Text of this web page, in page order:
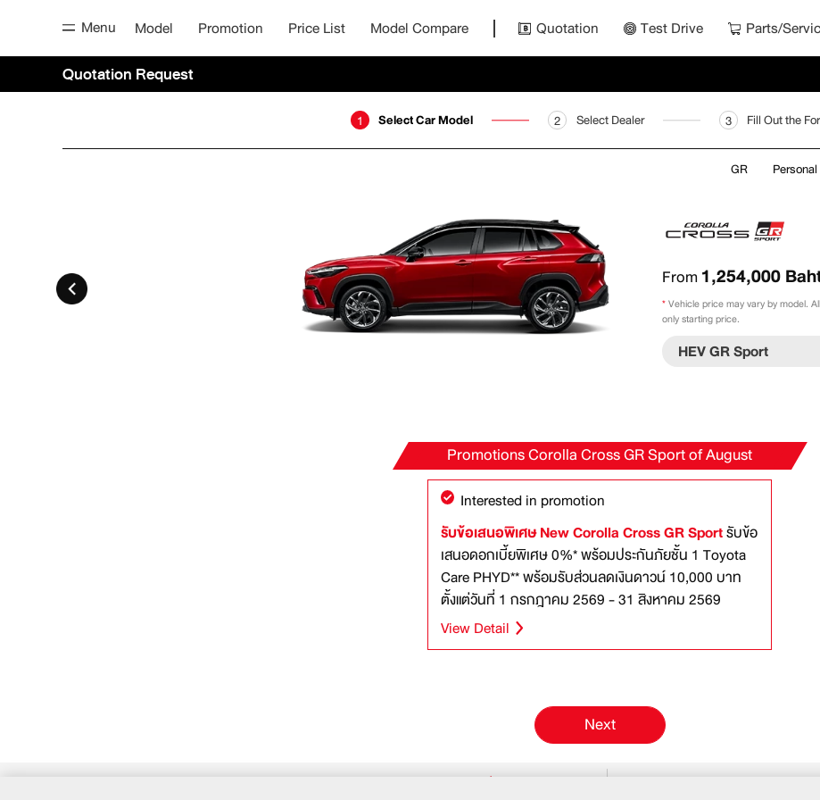
Menu Model Promotion Price List Model Compare Quotation Test Drive Parts/
Quotation Request
1 Select Car Model 2 Select Dealer 3 Fill Out the
GR
From 1,254,000
*Vehicle price may vary by model.
only starting price.
PromotionsCorolla Cross GR Sportof August
Interested in promotion
รับข้อเสนอพิเศษ New Corolla Cross GR Sportรับข้อ
เสนอดอกเบี้ยพิเศษ 0%* พร้อมประกันภัยชั้น 1 Toyota
Care PHYD** พร้อมรับส่วนลดเงินดาวน์ 10,000 บาท
ตั้งแต่วันที่ 1 กรกฎาคม 2569 - 31 สิงหาคม 2569
View Detail
Next